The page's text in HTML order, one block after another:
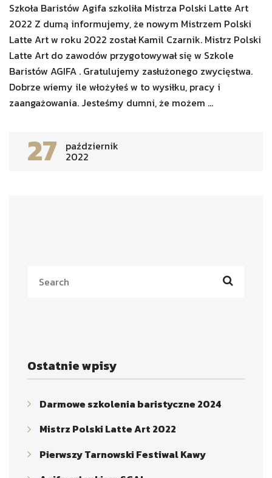
Szkoła Baristów Agifa szkoliła Mistrza Polski Latte Art
2022 Z dumą informujemy, że nowym Mistrzem Polski
Latte Art w roku 2022 został Kamil Czarnik. Mistrz Polski
Latte Art do zawodów przygotowywał się w Szkole
Baristów AGIFA . Gratulujemy zasłużonego zwycięstwa.
Dobrze wiemy ile włożyłeś w to wysiłku, pracy i
zaangażowania. Jesteśmy dumni, że możem ...
27 październik
2022
Ostatnie wpisy
Darmowe szkolenia baristyczne 2024
Mistrz Polski Latte Art 2022
Pierwszy Tarnowski Festiwal Kawy